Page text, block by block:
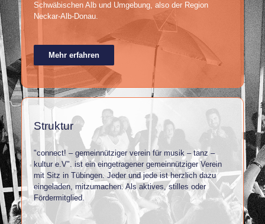
Schwäbischen Alb und Umgebung, also der Region
Neckar-Alb-Donau.
Mehr erfahren
Struktur
"connect! – gemeinnütziger verein für musik – tanz –
kultur e.V". ist ein eingetragener gemeinnütziger Verein
mit Sitz in Tübingen. Jeder und jede ist herzlich dazu
eingeladen, mitzumachen. Als aktives, stilles oder
Fördermitglied.